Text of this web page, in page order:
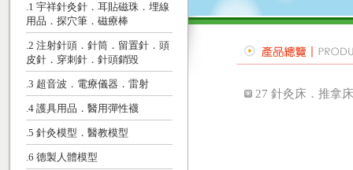
.1 宇祥針灸針．耳貼磁珠．埋線
用品．探穴筆．磁療棒
.2 注射針頭．針筒．留置針．頭
皮針．穿刺針．針頭銷毀
.3 超音波．電療儀器．雷射
.4 護具用品．醫用彈性襪
.5 針灸模型．醫教模型
.6 德製人體模型
27 針灸床．推拿